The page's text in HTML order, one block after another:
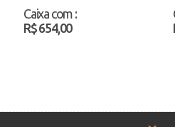
Caixa com :
R$ 654,00